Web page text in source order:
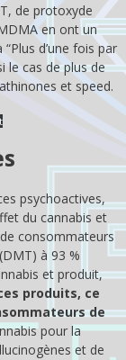
de protoxyde
en ont un
d’une fois par
le cas de plus de
et speed.
psychoactives,
du cannabis et
consommateurs
à 93 %
et produit,
produits, ce
de
pour la
et de